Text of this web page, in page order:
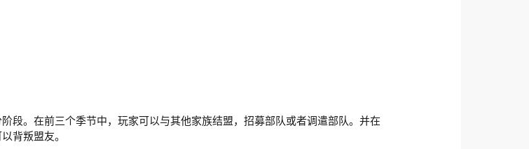
段。在前三个季节中，玩家可以与其他家族结盟，招募部队或者调遣部队。并在
背叛盟友。